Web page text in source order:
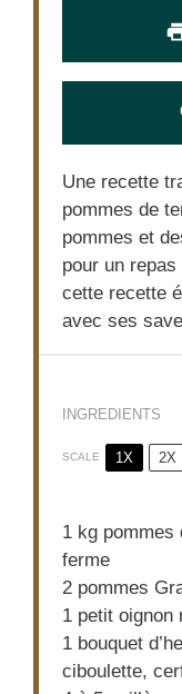
Une recette
pommes de
pommes et
pour un
cette recette
avec ses
INGREDIENTS
SCALE 1X 2X
1 kg pommes
ferme
2 pommes
1 petit oignon
1 bouquet
ciboulette,